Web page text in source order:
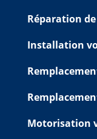
Réparation
Installation
Motorisation